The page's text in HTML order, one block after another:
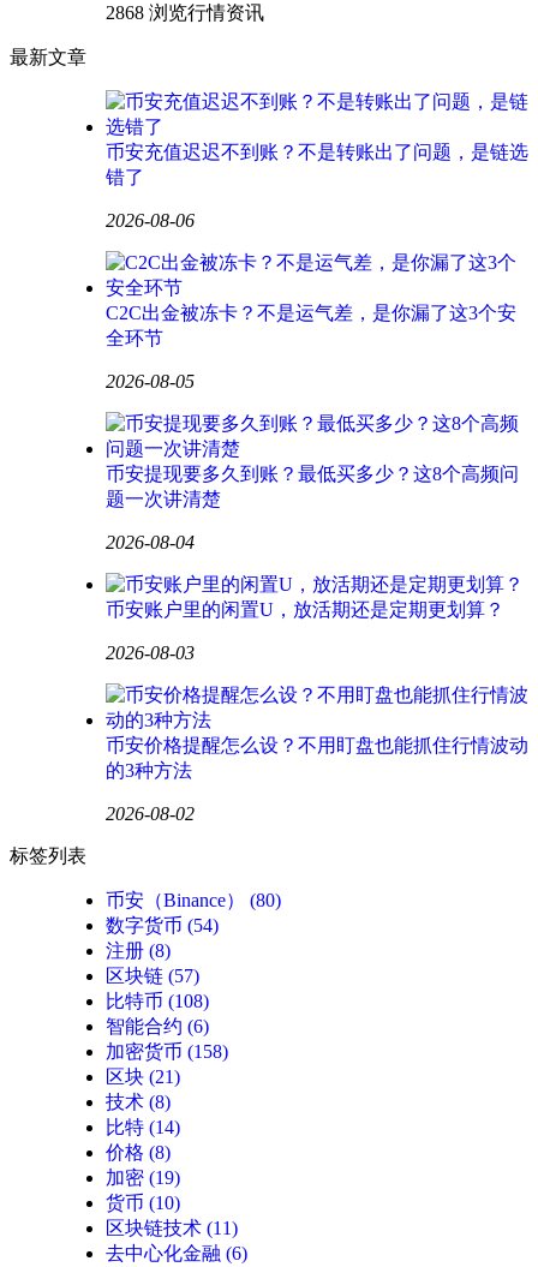
2868 浏览行情资讯
最新文章
币安充值迟迟不到账？不是转账出了问题，是链选
错了
2026-08-06
C2C出金被冻卡？不是运气差，是你漏了这3个安
全环节
2026-08-05
币安提现要多久到账？最低买多少？这8个高频问
题一次讲清楚
2026-08-04
币安账户里的闲置U，放活期还是定期更划算？
2026-08-03
币安价格提醒怎么设？不用盯盘也能抓住行情波动
的3种方法
2026-08-02
标签列表
币安（Binance）
(80)
数字货币 (54)
注册 (8)
区块链 (57)
比特币 (108)
智能合约 (6)
加密货币 (158)
区块 (21)
技术 (8)
比特 (14)
价格 (8)
加密 (19)
货币 (10)
区块链技术 (11)
去中心化金融 (6)